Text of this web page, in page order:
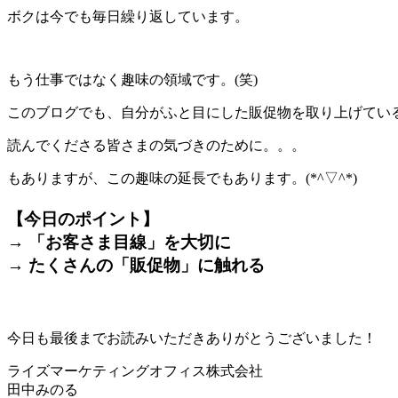
ボクは今でも毎日繰り返しています。
もう仕事ではなく趣味の領域です。(笑)
このブログでも、自分がふと目にした販促物を取り上げてい
読んでくださる皆さまの気づきのために。。。
もありますが、この趣味の延長でもあります。(*^▽^*)
【今日のポイント】
→ 「お客さま目線」を大切に
→ たくさんの「販促物」に触れる
今日も最後までお読みいただきありがとうございました！
ライズマーケティングオフィス株式会社
田中みのる